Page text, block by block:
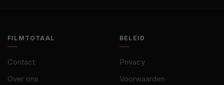
FILMTOTAAL
Contact
Over ons
BELEID
Privacy
Voorwaarden